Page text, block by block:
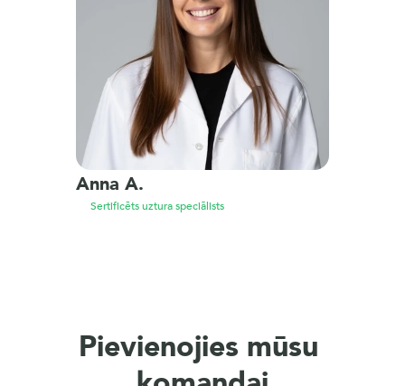
Anna A.
Sertificēts uztura speciālists
Pievienojies mūsu